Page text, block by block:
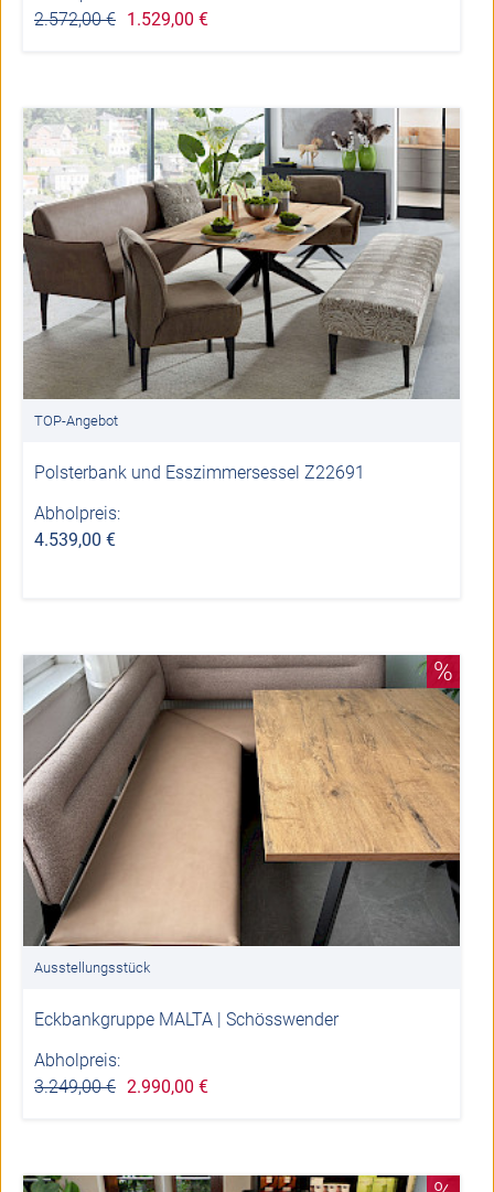
2.572,00 € 1.529,00 €
TOP-Angebot
Polsterbank und Esszimmersessel Z22691
Abholpreis:
4.539,00 €
%
Ausstellungsstück
Eckbankgruppe MALTA | Schösswender
Abholpreis:
3.249,00 € 2.990,00 €